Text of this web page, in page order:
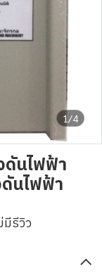
1/4
ดันไฟฟ้า
นไฟฟ้า
รีวิว